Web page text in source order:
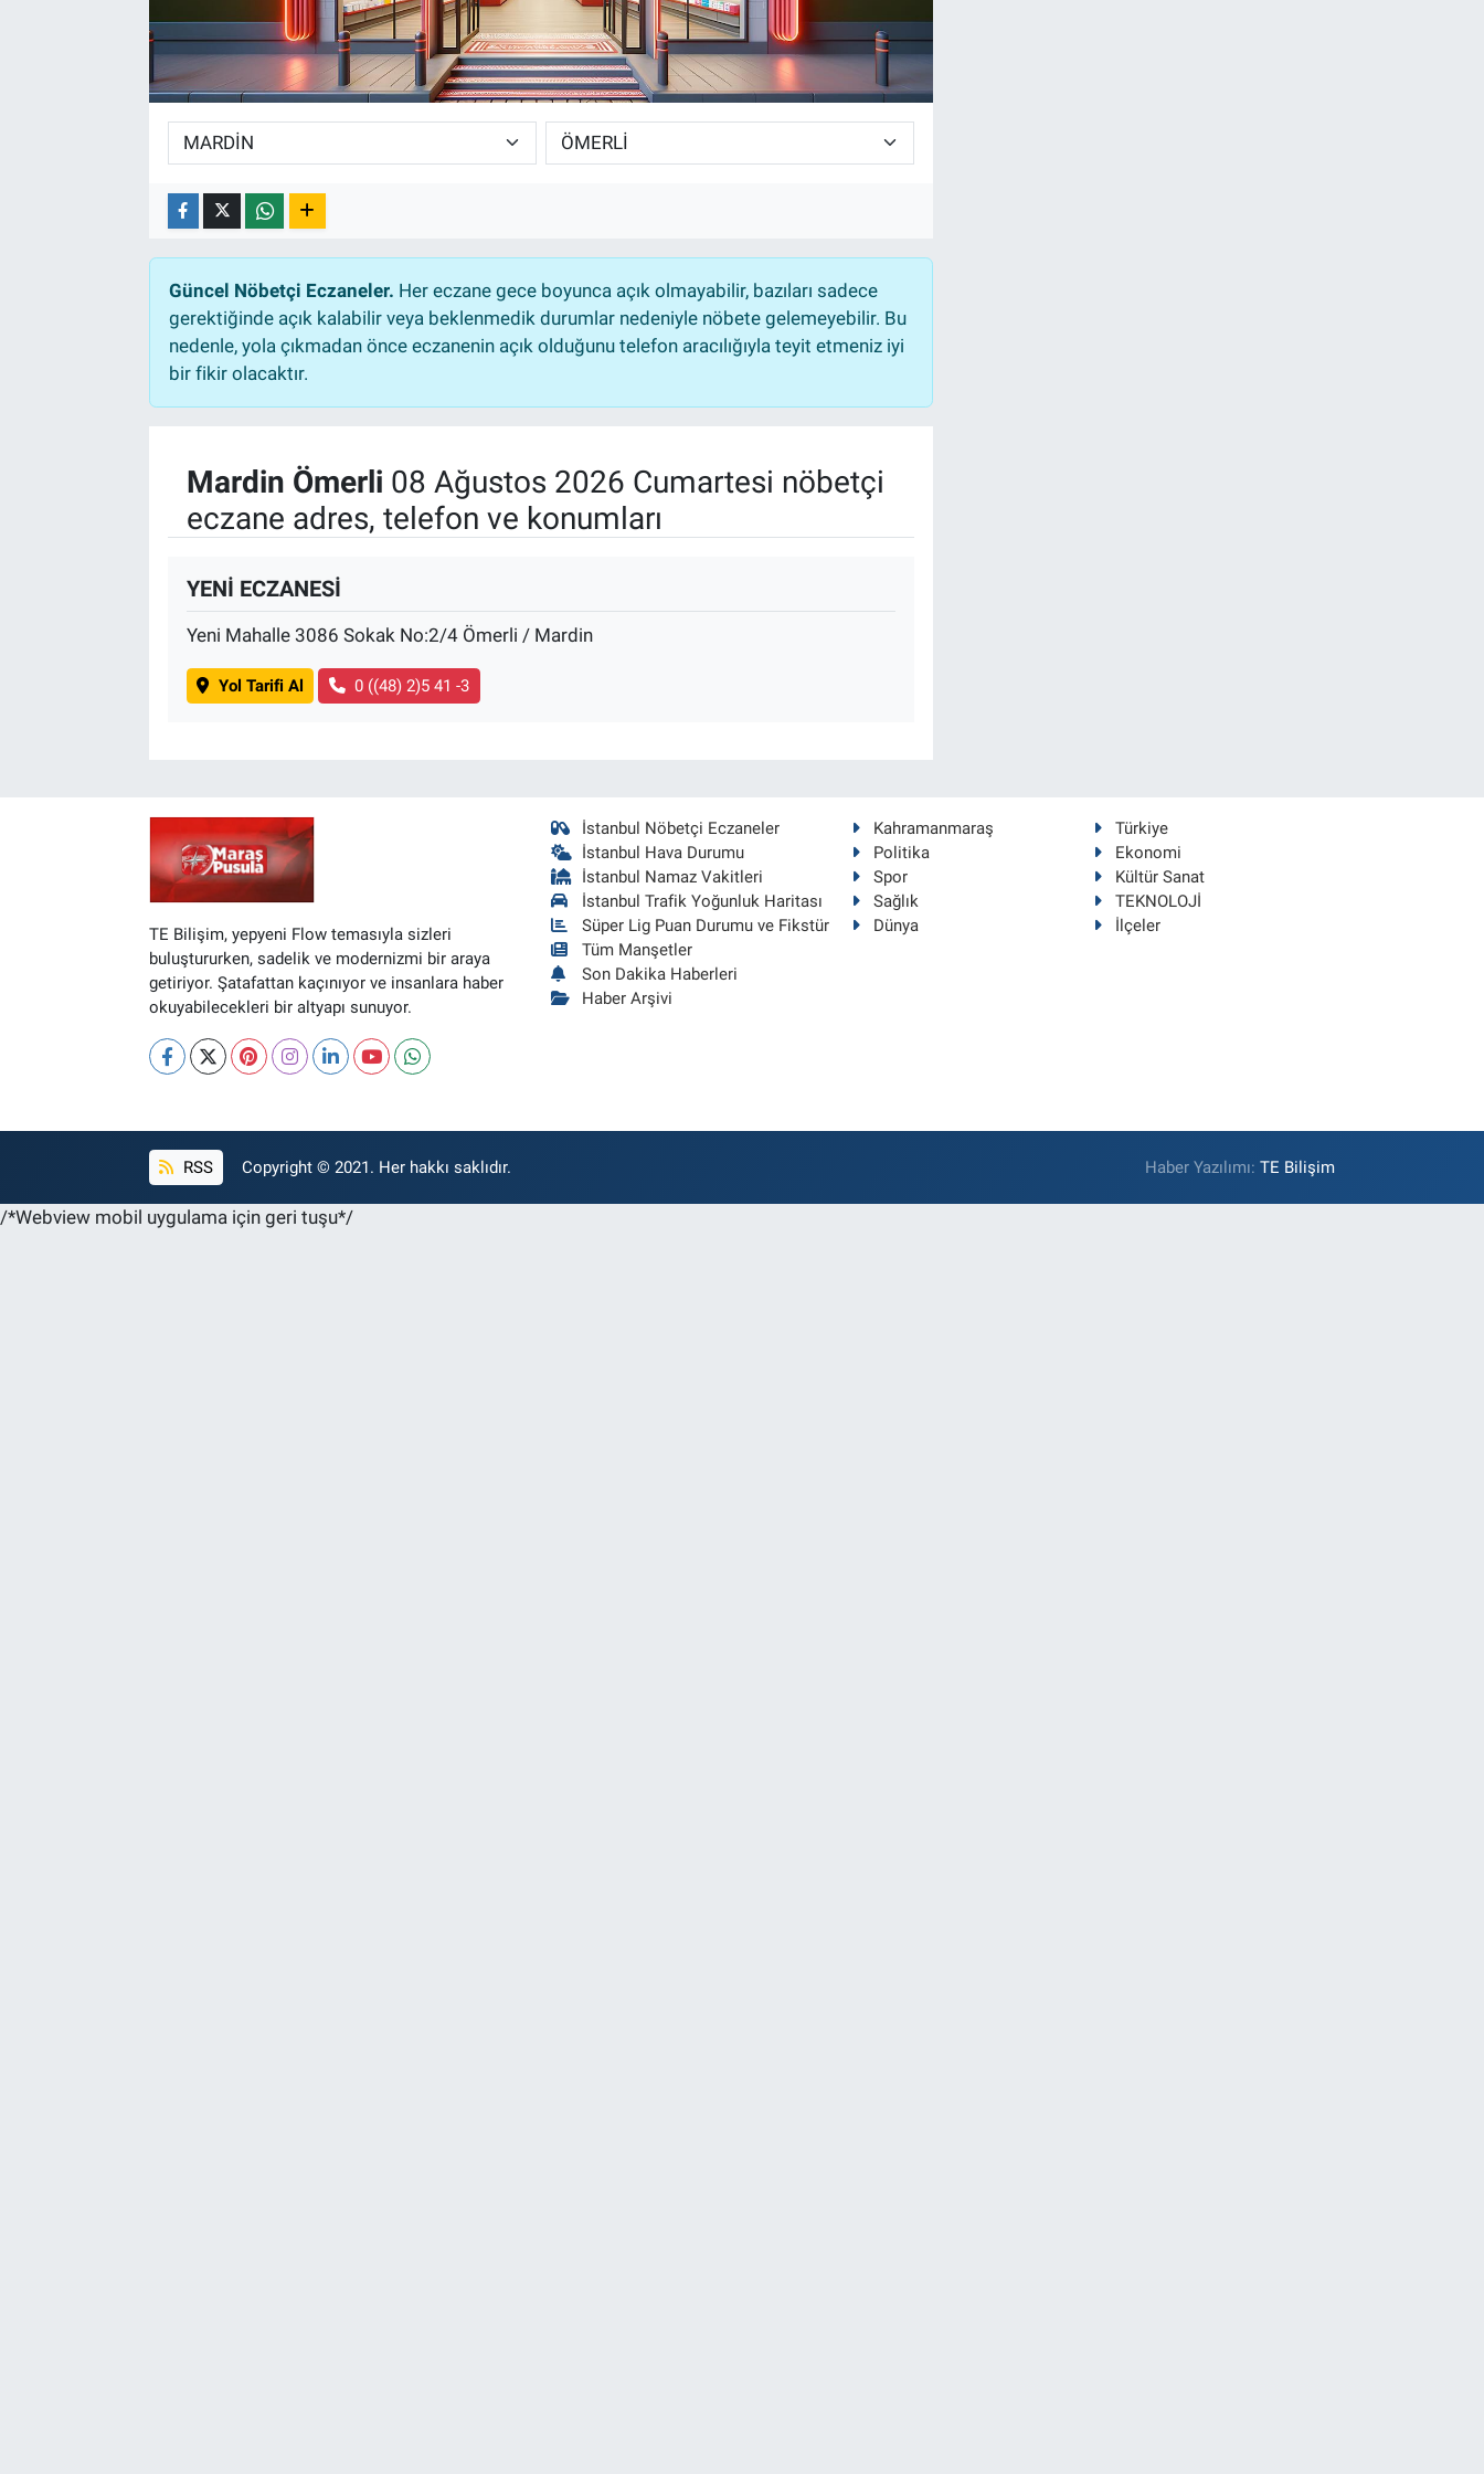
Güncel Nöbetçi Eczaneler. Her eczane gece boyunca açık olmayabilir, bazıları sadece
gerektiğinde açık kalabilir veya beklenmedik durumlar nedeniyle nöbete gelemeyebilir. Bu
nedenle, yola çıkmadan önce eczanenin açık olduğunu telefon aracılığıyla teyit etmeniz iyi
bir fikir olacaktır.
Mardin Ömerli 08 Ağustos 2026 Cumartesi nöbetçi
eczane adres, telefon ve konumları
YENİ ECZANESİ
Yeni Mahalle 3086 Sokak No:2/4 Ömerli / Mardin
Yol Tarifi Al 0 ((48) 2)5 41 -3
TE Bilişim, yepyeni Flow temasıyla sizleri
buluştururken, sadelik ve modernizmi bir araya
getiriyor. Şatafattan kaçınıyor ve insanlara haber
okuyabilecekleri bir altyapı sunuyor.
İstanbul Nöbetçi Eczaneler
İstanbul Hava Durumu
İstanbul Namaz Vakitleri
İstanbul Trafik Yoğunluk Haritası
Süper Lig Puan Durumu ve Fikstür
Tüm Manşetler
Son Dakika Haberleri
Haber Arşivi
Kahramanmaraş
Türkiye
Politika
Ekonomi
Spor
Kültür Sanat
Sağlık
TEKNOLOJİ
Dünya
İlçeler
RSS Copyright © 2021. Her hakkı saklıdır. Haber Yazılımı:TE Bilişim
/*Webview mobil uygulama için geri tuşu*/
TEKNOLOJİ
Bilim, Teknoloji